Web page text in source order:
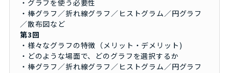
・グラフを使う必要性
・棒グラフ／折れ線グラフ／ヒストグラム／円グラフ
／散布図など
第3回
・様々なグラフの特徴（メリット・デメリット)
・どのような場面で、どのグラフを選択するか
・棒グラフ／折れ線グラフ／ヒストグラム／円グラフ